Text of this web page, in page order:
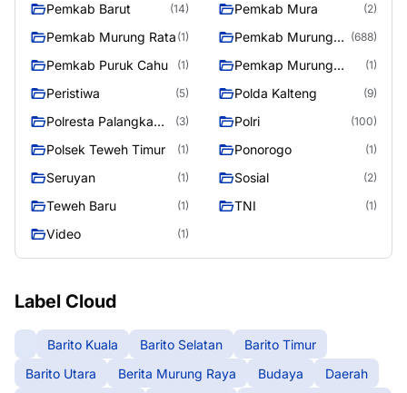
Pemkab Barut (14) Pemkab Mura (2)
Pemkab Murung Rata (1)
Pemkab Murung
(688)
Pemkab Puruk Cahu (1)
Pemkap Murung
(1)
Peristiwa (5) Polda Kalteng (9)
Polresta Palangka
(3) Polri (100)
Polsek Teweh Timur (1) Ponorogo (1)
Seruyan (1) Sosial (2)
Teweh Baru (1) TNI (1)
Video (1)
Label Cloud
Barito Kuala Barito Selatan
Barito Timur
Barito Utara
Berita Murung Raya Budaya
Daerah